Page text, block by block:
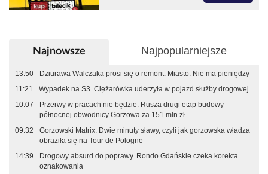
Najnowsze Najpopularniejsze
13:50
Dziurawa Walczaka prosi się o remont. Miasto: Nie ma pieniędzy
11:21
Wypadek na S3. Ciężarówka uderzyła w pojazd służby drogowej
10:07
Przerwy w pracach nie będzie. Rusza drugi etap budowy
północnej obwodnicy Gorzowa za 151 mln zł
09:32
Gorzowski Matrix: Dwie minuty sławy, czyli jak gorzowska władza
obraziła się na Tour de Pologne
14:39
Drogowy absurd do poprawy. Rondo Gdańskie czeka korekta
oznakowania